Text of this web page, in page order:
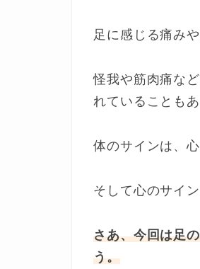
足に感じる痛み
怪我や筋肉痛な
れていることもあ
体のサインは、心
そして心のサイ
さあ、今回は足
う。